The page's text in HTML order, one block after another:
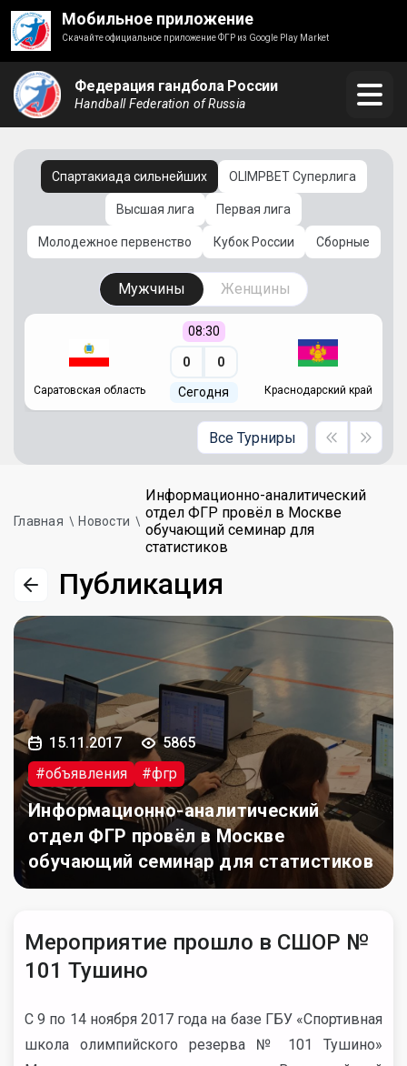
Мобильное приложение
Скачайте официальное приложение ФГР из Google Play Market
Федерация гандбола России
Handball Federation of Russia
Спартакиада сильнейших OLIMPBET Суперлига
Высшая лига Первая лига
Молодежное первенство Кубок России Сборные
Мужчины Женщины
Саратовская область
08:30
0 0
Сегодня Краснодарский край
Все Турниры
Главная Новости
Информационно-аналитический
отдел ФГР провёл в Москве
обучающий семинар для
статистиков
Публикация
15.11.2017
5865
#объявления
#фгр
Информационно-аналитический
отдел ФГР провёл в Москве
обучающий семинар для статистиков
Мероприятие прошло в СШОР №
101 Тушино
С 9 по 14 ноября 2017 года на базе ГБУ «Спортивная
школа олимпийского резерва № 101 Тушино»